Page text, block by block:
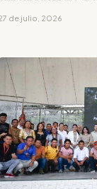
de julio, 2026